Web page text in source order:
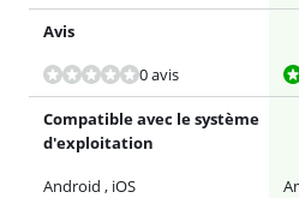
Avis
0 avis
La note est de 6,0 sur 10, basée sur 2 avis.
Compatible avec le système
d'exploitation
Android , iOS